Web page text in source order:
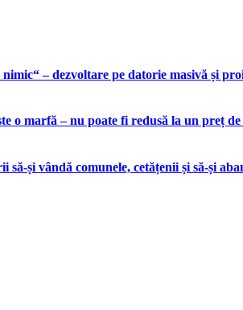
– dezvoltare pe datorie masivă și
marfă – nu poate fi redusă la un preț de
și vândă comunele, cetățenii și să-și